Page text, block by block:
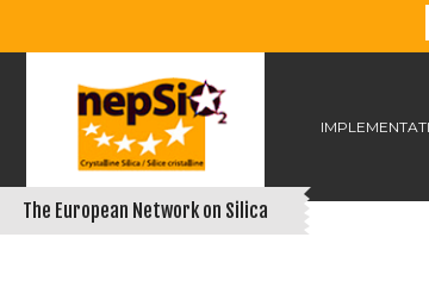
The European Network on Silica